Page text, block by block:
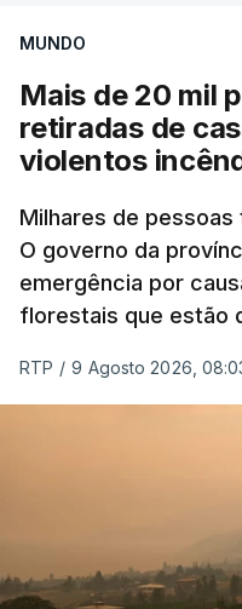
MUNDO
Mais de 20 mil
retiradas de
violentos
Milhares de
O governo da
emergência por
florestais que estão
RTP / 9 Agosto 2026,